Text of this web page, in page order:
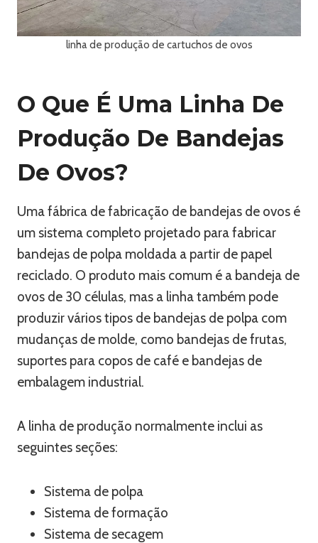
linha de produção de cartuchos de ovos
O Que É Uma Linha De
Produção De Bandejas
De Ovos?
Uma fábrica de fabricação de bandejas de ovos é
um sistema completo projetado para fabricar
bandejas de polpa moldada a partir de papel
reciclado. O produto mais comum é a bandeja de
ovos de 30 células, mas a linha também pode
produzir vários tipos de bandejas de polpa com
mudanças de molde, como bandejas de frutas,
suportes para copos de café e bandejas de
embalagem industrial.
A linha de produção normalmente inclui as
seguintes seções:
Sistema de polpa
Sistema de formação
Sistema de secagem